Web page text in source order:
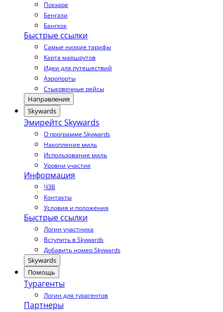
Покхаре
Бенгази
Бангкок
Быстрые ссылки
Самые низкие тарифы
Карта маршрутов
Идеи для путешествий
Аэропорты
Стыковочные рейсы
Направления
Skywards
Эмирейтс Skywards
О программе Skywards
Накопление миль
Использование миль
Уровни участия
Информация
ЧЗВ
Контакты
Условия и положения
Быстрые ссылки
Логин участника
Вступить в Skywards
Добавить номер Skywards
Skywards
Помощь
Турагенты
Логин для турагентов
Партнеры